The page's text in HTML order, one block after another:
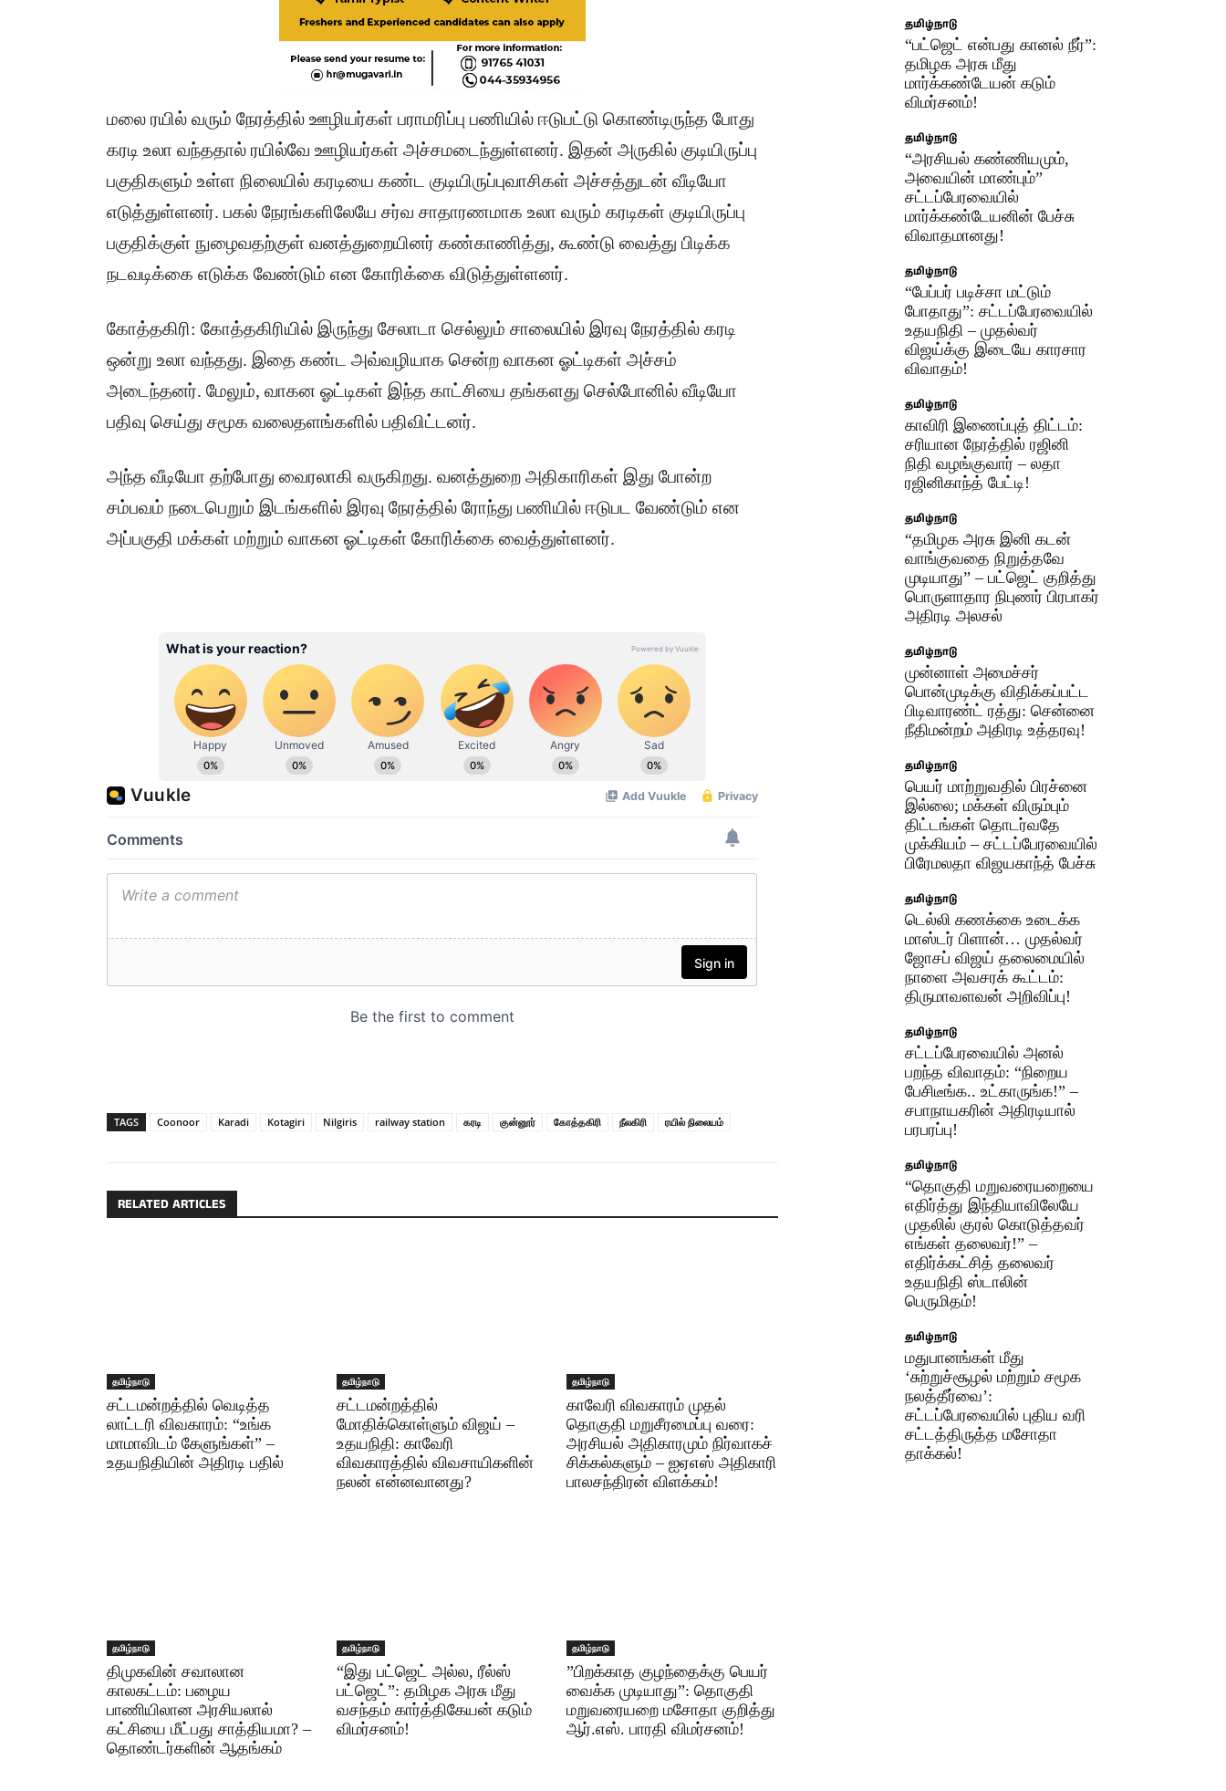
மலை ரயில் வரும் நேரத்தில் ஊழியர்கள் பராமரிப்பு பணியில் ஈடுபட்டு கொண்டிருந்த போது
கரடி உலா வந்ததால் ரயில்வே ஊழியர்கள் அச்சமடைந்துள்ளனர். இதன் அருகில் குடியிருப்பு
பகுதிகளும் உள்ள நிலையில் கரடியை கண்ட குடியிருப்புவாசிகள் அச்சத்துடன் வீடியோ
எடுத்துள்ளனர். பகல் நேரங்களிலேயே சர்வ சாதாரணமாக உலா வரும் கரடிகள் குடியிருப்பு
பகுதிக்குள் நுழைவதற்குள் வனத்துறையினர் கண்காணித்து, கூண்டு வைத்து பிடிக்க
நடவடிக்கை எடுக்க வேண்டும் என கோரிக்கை விடுத்துள்ளனர்.
கோத்தகிரி: கோத்தகிரியில் இருந்து சேலாடா செல்லும் சாலையில் இரவு நேரத்தில் கரடி
ஒன்று உலா வந்தது. இதை கண்ட அவ்வழியாக சென்ற வாகன ஓட்டிகள் அச்சம்
அடைந்தனர். மேலும், வாகன ஓட்டிகள் இந்த காட்சியை தங்களது செல்போனில் வீடியோ
பதிவு செய்து சமூக வலைதளங்களில் பதிவிட்டனர்.
அந்த வீடியோ தற்போது வைரலாகி வருகிறது. வனத்துறை அதிகாரிகள் இது போன்ற
சம்பவம் நடைபெறும் இடங்களில் இரவு நேரத்தில் ரோந்து பணியில் ஈடுபட வேண்டும் என
அப்பகுதி மக்கள் மற்றும் வாகன ஓட்டிகள் கோரிக்கை வைத்துள்ளனர்.
TAGS Coonoor Karadi Kotagiri Nilgiris railway station கரடி குன்னூர் கோத்தகிரி நீலகிரி ரயில் நிலையம்
RELATED ARTICLES
தமிழ்நாடு
சட்டமன்றத்தில் வெடித்த
லாட்டரி விவகாரம்: “உங்க
மாமாவிடம் கேளுங்கள்” –
உதயநிதியின் அதிரடி பதில்
தமிழ்நாடு
சட்டமன்றத்தில்
மோதிக்கொள்ளும் விஜய் –
உதயநிதி: காவேரி
விவகாரத்தில் விவசாயிகளின்
நலன் என்னவானது?
தமிழ்நாடு
​காவேரி விவகாரம் முதல்
தொகுதி மறுசீரமைப்பு வரை:
அரசியல் அதிகாரமும் நிர்வாகச்
சிக்கல்களும் – ஐஏஎஸ் அதிகாரி
பாலசந்திரன் விளக்கம்!
தமிழ்நாடு
திமுகவின் சவாலான
காலகட்டம்: பழைய
பாணியிலான அரசியலால்
கட்சியை மீட்பது சாத்தியமா? –
தொண்டர்களின் ஆதங்கம்
தமிழ்நாடு
“இது பட்ஜெட் அல்ல, ரீல்ஸ்
பட்ஜெட்”: தமிழக அரசு மீது
வசந்தம் கார்த்திகேயன் கடும்
விமர்சனம்!
தமிழ்நாடு
​”பிறக்காத குழந்தைக்கு பெயர்
வைக்க முடியாது”: தொகுதி
மறுவரையறை மசோதா குறித்து
ஆர்.எஸ். பாரதி விமர்சனம்!
தமிழ்நாடு
“பட்ஜெட் என்பது கானல் நீர்”:
தமிழக அரசு மீது
மார்க்கண்டேயன் கடும்
விமர்சனம்!
தமிழ்நாடு
“அரசியல் கண்ணியமும்,
அவையின் மாண்பும்”
சட்டப்பேரவையில்
மார்க்கண்டேயனின் பேச்சு
விவாதமானது!
தமிழ்நாடு
“பேப்பர் படிச்சா மட்டும்
போதாது”: சட்டப்பேரவையில்
உதயநிதி – முதல்வர்
விஜய்க்கு இடையே காரசார
விவாதம்!
தமிழ்நாடு
காவிரி இணைப்புத் திட்டம்:
சரியான நேரத்தில் ரஜினி
நிதி வழங்குவார் – லதா
ரஜினிகாந்த் பேட்டி!
தமிழ்நாடு
“தமிழக அரசு இனி கடன்
வாங்குவதை நிறுத்தவே
முடியாது” – பட்ஜெட் குறித்து
பொருளாதார நிபுணர் பிரபாகர்
அதிரடி அலசல்
தமிழ்நாடு
முன்னாள் அமைச்சர்
பொன்முடிக்கு விதிக்கப்பட்ட
பிடிவாரண்ட் ரத்து: சென்னை
நீதிமன்றம் அதிரடி உத்தரவு!
தமிழ்நாடு
பெயர் மாற்றுவதில் பிரச்னை
இல்லை; மக்கள் விரும்பும்
திட்டங்கள் தொடர்வதே
முக்கியம் – சட்டப்பேரவையில்
பிரேமலதா விஜயகாந்த் பேச்சு
தமிழ்நாடு
டெல்லி கணக்கை உடைக்க
மாஸ்டர் பிளான்… முதல்வர்
ஜோசப் விஜய் தலைமையில்
நாளை அவசரக் கூட்டம்:
திருமாவளவன் அறிவிப்பு!
தமிழ்நாடு
சட்டப்பேரவையில் அனல்
பறந்த விவாதம்: “நிறைய
பேசிடீங்க.. உட்காருங்க!” –
சபாநாயகரின் அதிரடியால்
பரபரப்பு!
தமிழ்நாடு
“தொகுதி மறுவரையறையை
எதிர்த்து இந்தியாவிலேயே
முதலில் குரல் கொடுத்தவர்
எங்கள் தலைவர்!” –
எதிர்க்கட்சித் தலைவர்
உதயநிதி ஸ்டாலின்
பெருமிதம்!
தமிழ்நாடு
மதுபானங்கள் மீது
‘சுற்றுச்சூழல் மற்றும் சமூக
நலத்தீர்வை’:
சட்டப்பேரவையில் புதிய வரி
சட்டத்திருத்த மசோதா
தாக்கல்!